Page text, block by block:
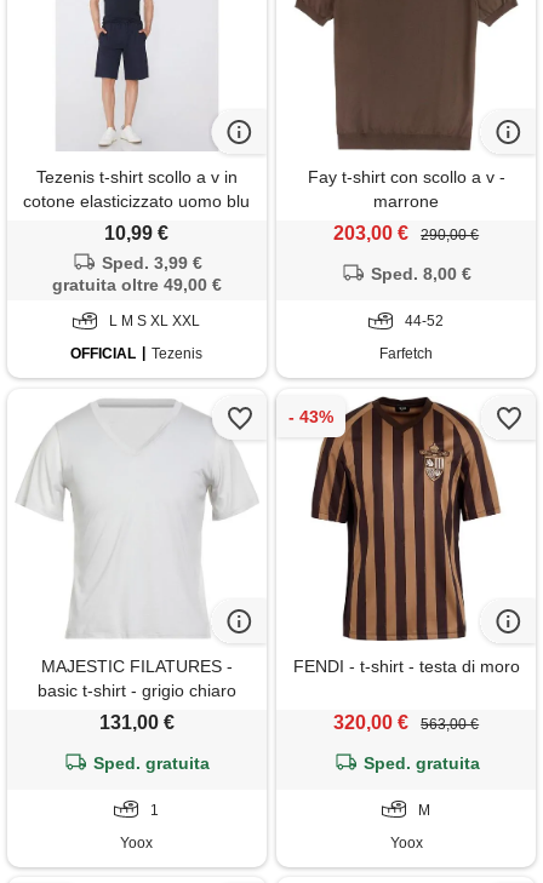
Tezenis t-shirt scollo a v in
cotone elasticizzato uomo blu
10,99 €
Sped. 3,99 €
gratuita oltre 49,00 €
L M S XL XXL
OFFICIAL
Tezenis
Fay t-shirt con scollo a v -
marrone
203,00 € 290,00 €
Sped. 8,00 €
44-52
Farfetch
MAJESTIC FILATURES -
basic t-shirt - grigio chiaro
131,00 €
Sped. gratuita
1
Yoox
FENDI - t-shirt - testa di moro
320,00 € 563,00 €
Sped. gratuita
M
Yoox